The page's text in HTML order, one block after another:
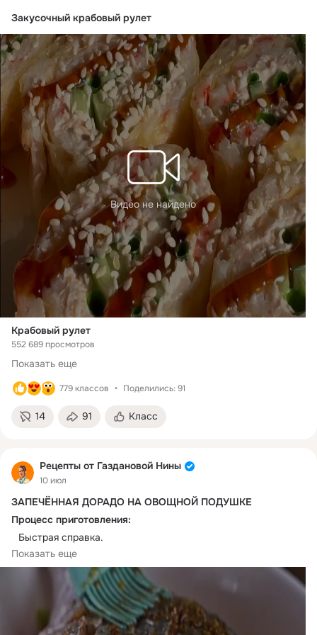
Закусочный крабовый рулет
Видео не найдено
Крабовый рулет
552 689 просмотров
Показать еще
779 классов Поделились: 91
14 91 Класс
Рецепты от Газдановой Нины
10 июл
ЗАПЕЧЁННАЯ ДОРАДО НА ОВОЩНОЙ ПОДУШКЕ
Процесс приготовления:
⠀Быстрая справка.
Время приготовления - 60 минут
Порций - 2
Сложность - легкая
Бюджет - средний
⠀ЧТО ПОНАДОБИТСЯ
Показать еще